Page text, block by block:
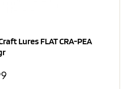
Lures FLAT CRA-PEA